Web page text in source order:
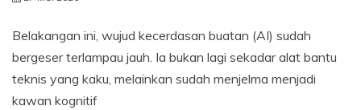
Belakangan ini, wujud kecerdasan buatan (AI) sudah
bergeser terlampau jauh. Ia bukan lagi sekadar alat bantu
teknis yang kaku, melainkan sudah menjelma menjadi
kawan kognitif